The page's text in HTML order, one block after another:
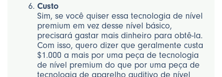
Custo
Sim, se você quiser essa tecnologia de nível
premium em vez desse nível básico,
precisará gastar mais dinheiro para obtê-la.
Com isso, quero dizer que geralmente custa
$1.000 a mais por uma peça de tecnologia
de nível premium do que por uma peça de
tecnologia de aparelho auditivo de nível